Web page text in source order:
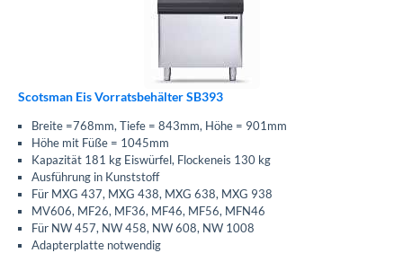
Scotsman Eis Vorratsbehälter SB393
Breite =768mm, Tiefe = 843mm, Höhe = 901mm
Höhe mit Füße = 1045mm
Kapazität 181 kg Eiswürfel, Flockeneis 130 kg
Ausführung in Kunststoff
Für MXG 437, MXG 438, MXG 638, MXG 938
MV606, MF26, MF36, MF46, MF56, MFN46
Für NW 457, NW 458, NW 608, NW 1008
Adapterplatte notwendig